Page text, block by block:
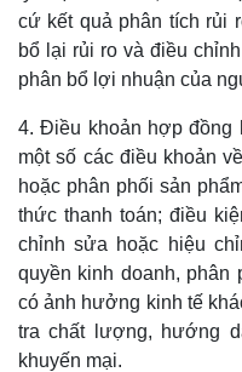
cứ kết quả phân tích rủi
bổ lại rủi ro và điều
phân bổ lợi nhuận của
4. Điều khoản hợp đồng
một số các điều khoản
hoặc phân phối sản
thức thanh toán; điều
chỉnh sửa hoặc hiệu
quyền kinh doanh, phân
có ảnh hưởng kinh tế
tra chất lượng, hướng
khuyến mại.